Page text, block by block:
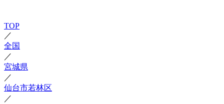
TOP
／
全国
／
宮城県
／
仙台市若林区
／